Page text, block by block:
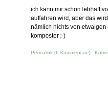
ich kann mir schon lebhaft
auffahren wird, aber das
nämlich nichts von
komposter ;-)
Permalink (6 Kommentare)